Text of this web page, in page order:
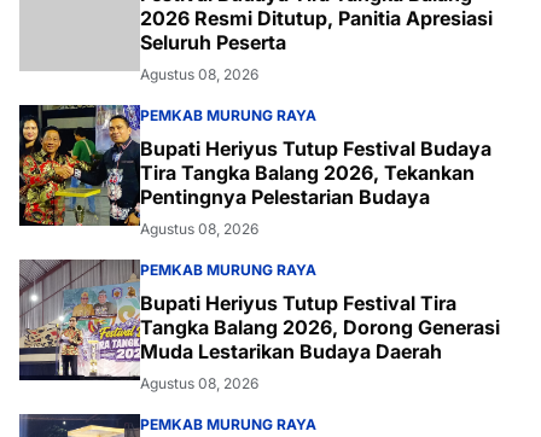
2026 Resmi Ditutup, Panitia Apresiasi
Seluruh Peserta
Agustus 08, 2026
PEMKAB MURUNG RAYA
Bupati Heriyus Tutup Festival Budaya
Tira Tangka Balang 2026, Tekankan
Pentingnya Pelestarian Budaya
Agustus 08, 2026
PEMKAB MURUNG RAYA
Bupati Heriyus Tutup Festival Tira
Tangka Balang 2026, Dorong Generasi
Muda Lestarikan Budaya Daerah
Agustus 08, 2026
PEMKAB MURUNG RAYA